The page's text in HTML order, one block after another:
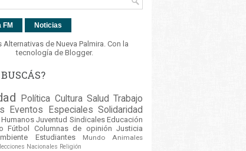
FM Noticias
Alternativas de Nueva Palmira. Con la
tecnología de Blogger.
Política Cultura Salud Trabajo
Eventos Especiales Solidaridad
Juventud Sindicales Educación
Fútbol Columnas de opinión Justicia
Estudiantes Mundo
Animales
Nacionales Religión